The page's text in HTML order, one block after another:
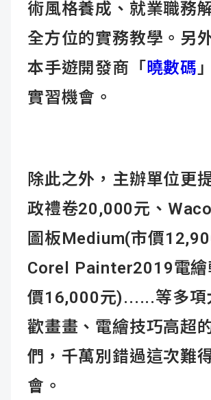
術風格養成、就業職務
全方位的實務教學。另
本手遊開發商「 曉數碼
實習機會。
除此之外，主辦單位更
政禮卷20,000元、
圖板Medium(市價
Corel Painter2019電繪
價16,000元)......等多項
歡畫畫、電繪技巧高超
們，千萬別錯過這次難
會。